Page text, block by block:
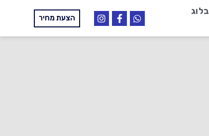
בלוג
הצעת מחיר